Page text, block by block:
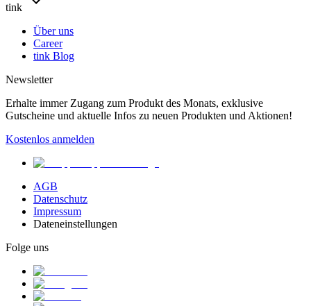
tink
Über uns
Career
tink Blog
Newsletter
Erhalte immer Zugang zum Produkt des Monats, exklusive
Gutscheine und aktuelle Infos zu neuen Produkten und Aktionen!
Kostenlos anmelden
AGB
Datenschutz
Impressum
Dateneinstellungen
Folge uns